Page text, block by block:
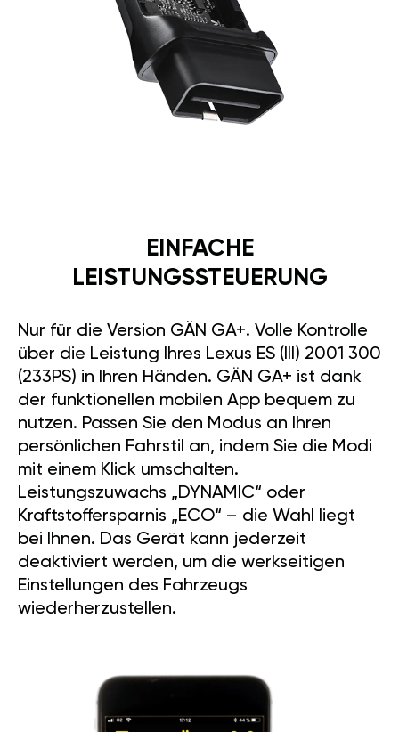
EINFACHE
LEISTUNGSSTEUERUNG
Nur für die Version GÄN GA+. Volle Kontrolle
über die Leistung Ihres Lexus ES (III) 2001 300
(233PS) in Ihren Händen. GÄN GA+ ist dank
der funktionellen mobilen App bequem zu
nutzen. Passen Sie den Modus an Ihren
persönlichen Fahrstil an, indem Sie die Modi
mit einem Klick umschalten.
Leistungszuwachs „DYNAMIC“ oder
Kraftstoffersparnis „ECO“ – die Wahl liegt
bei Ihnen. Das Gerät kann jederzeit
deaktiviert werden, um die werkseitigen
Einstellungen des Fahrzeugs
wiederherzustellen.